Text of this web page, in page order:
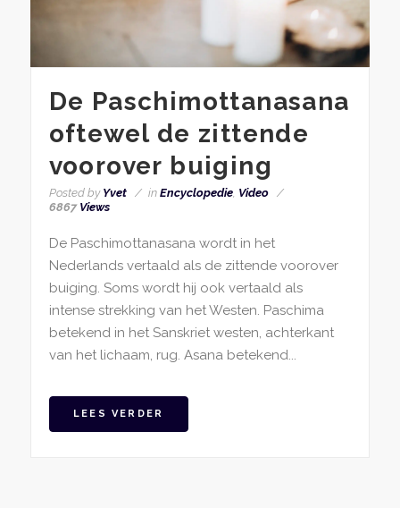
De Paschimottanasana
oftewel de zittende
voorover buiging
Posted by Yvet in Encyclopedie, Video
6867Views
De Paschimottanasana wordt in het
Nederlands vertaald als de zittende voorover
buiging. Soms wordt hij ook vertaald als
intense strekking van het Westen. Paschima
betekend in het Sanskriet westen, achterkant
van het lichaam, rug. Asana betekend...
LEES VERDER